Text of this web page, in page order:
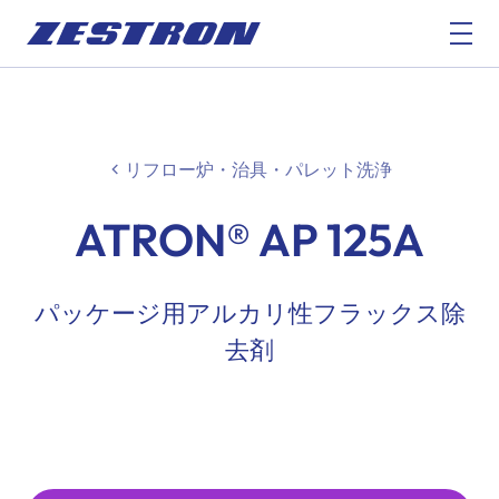
リフロー炉・治具・パレット洗浄
ATRON® AP 125A
パッケージ用アルカリ性フラックス除
去剤